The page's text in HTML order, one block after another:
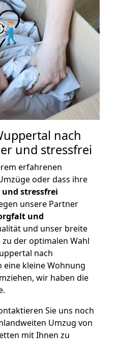
nach
und stressfrei
erfahrenen
oder dass ihre
stressfrei
unsere Partner
und
und unser breite
der optimalen Wahl
nach
eine kleine Wohnung
wir haben die
Sie uns noch
Umzug von
mit Ihnen zu